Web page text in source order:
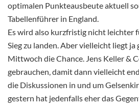
optimalen Punkteausbeute aktuell
Tabellenführer in England.
Es wird also kurzfristig nicht leichter
Sieg zu landen. Aber vielleicht liegt ja
Mittwoch die Chance. Jens Keller &
gebrauchen, damit dann vielleicht
die Diskussionen in und um
gestern hat jedenfalls eher das